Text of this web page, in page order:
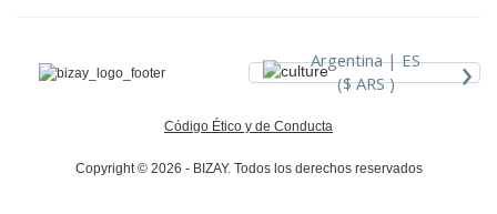
Argentina |ES
($ ARS )
›
Código Ético y de Conducta
Copyright © 2026 - BIZAY. Todos los derechos reservados